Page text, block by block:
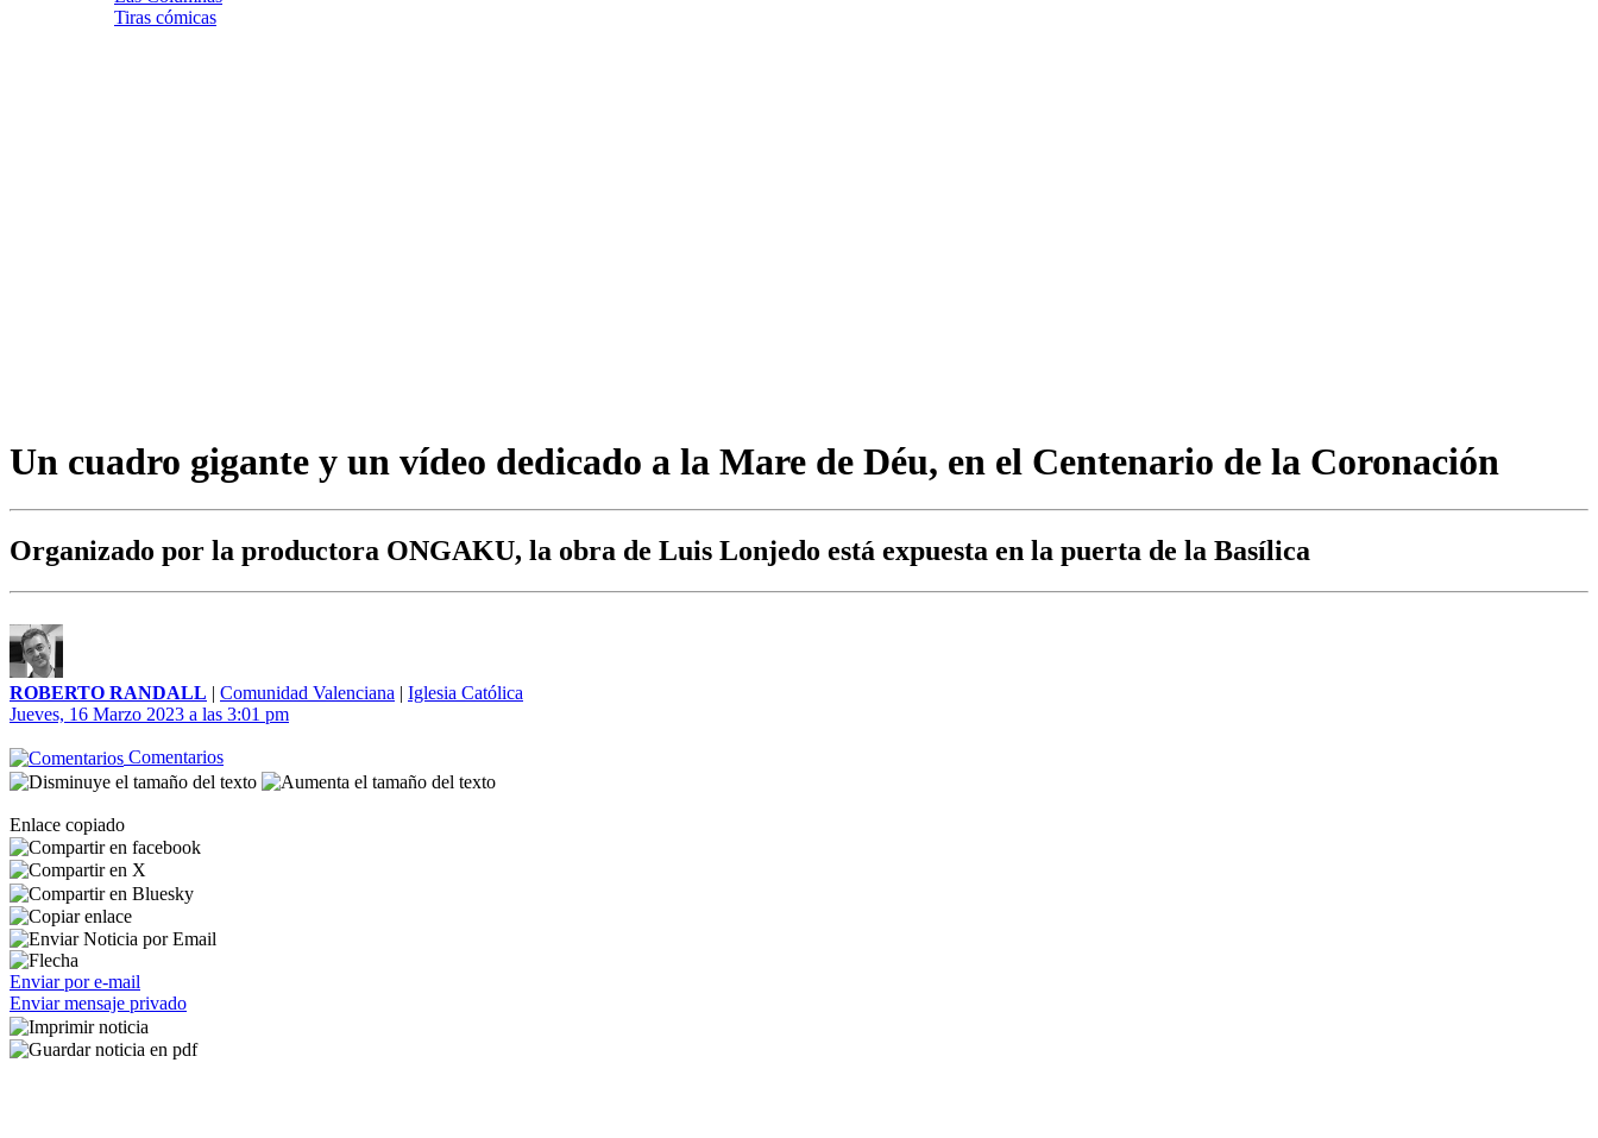
Tiras cómicas
Un cuadro gigante y un vídeo dedicado a la Mare de Déu, en el Centenario de la Coronación
Organizado por la productora ONGAKU, la obra de Luis Lonjedo está expuesta en la puerta de la Basílica
ROBERTO RANDALL | Comunidad Valenciana | Iglesia Católica
Jueves, 16 Marzo 2023 a las 3:01 pm
Comentarios
Enlace copiado
Enviar por e-mail
Enviar mensaje privado